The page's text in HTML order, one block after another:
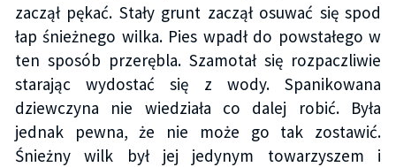
zaczął pękać. Stały grunt zaczął osuwać się spod
łap śnieżnego wilka. Pies wpadł do powstałego w
ten sposób przerębla. Szamotał się rozpaczliwie
starając wydostać się z wody. Spanikowana
dziewczyna nie wiedziała co dalej robić. Była
jednak pewna, że nie może go tak zostawić.
Śnieżny wilk był jej jedynym towarzyszem i